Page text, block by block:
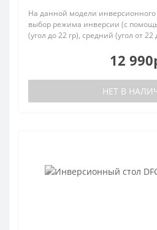
На данной модели инверсионного
выбор режима инверсии (с
(угол до 22 гр), средний (угол от 22
12
НЕТ В